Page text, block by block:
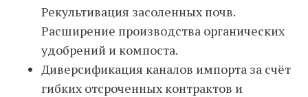
Рекультивация засоленных почв.
Расширение производства органических
удобрений и компоста.
Диверсификация каналов импорта за счёт
гибких отсроченных контрактов и